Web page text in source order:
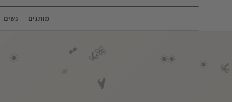
מותגים נשים
☀️
☀️
🌴
🌊
🍦
🌺
🕶️
☀️ ☀️